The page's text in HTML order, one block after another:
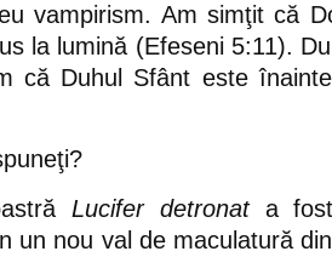
vampirism. Am simţit că
la lumină (Efeseni 5:11).
că Duhul Sfânt este
Lucifer detronata fost
un nou val de maculatură